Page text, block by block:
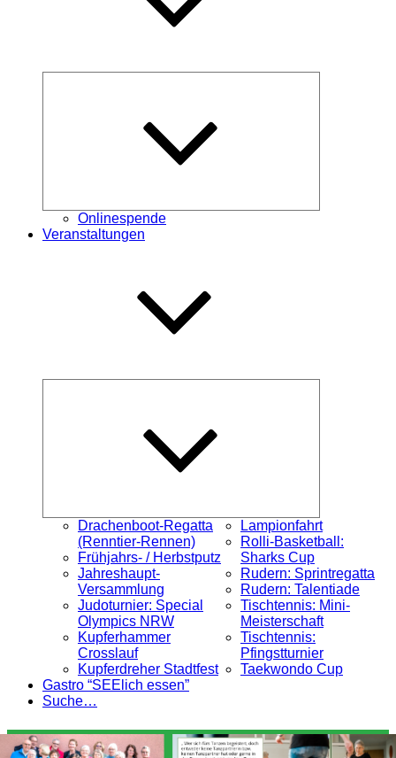
Onlinespende
Veranstaltungen
Drachenboot-Regatta
(Renntier-Rennen)
Frühjahrs- / Herbstputz
Jahreshaupt-
Versammlung
Judoturnier: Special
Olympics NRW
Kupferhammer
Crosslauf
Kupferdreher Stadtfest
Lampionfahrt
Rolli-Basketball:
Sharks Cup
Rudern: Sprintregatta
Rudern: Talentiade
Tischtennis: Mini-
Meisterschaft
Tischtennis:
Pfingstturnier
Taekwondo Cup
Gastro “SEElich essen”
Suche…